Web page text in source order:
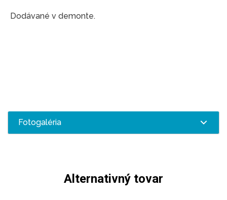
Dodávané v demonte.
Fotogaléria
Alternativný tovar